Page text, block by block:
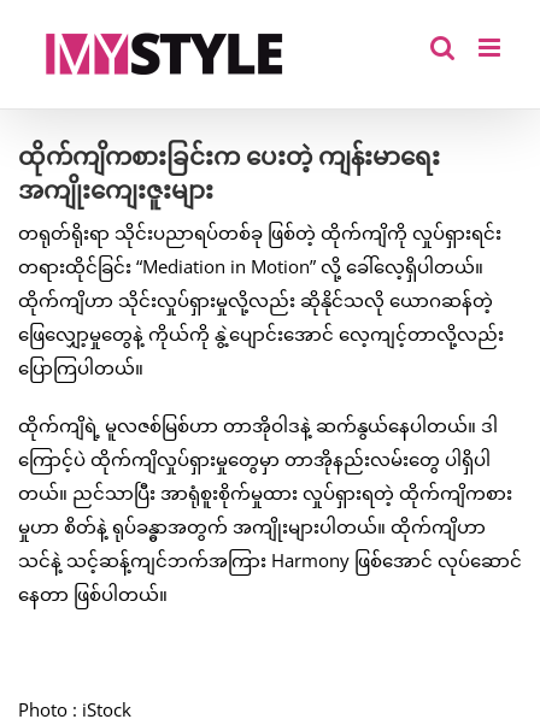
ထိုက်ကျိကစားခြင်းက ပေးတဲ့ ကျန်းမာရေး
အကျိုးကျေးဇူးများ
တရုတ်ရိုးရာ သိုင်းပညာရပ်တစ်ခု ဖြစ်တဲ့ ထိုက်ကျိကို လှုပ်ရှားရင်း
တရားထိုင်ခြင်း “Mediation in Motion” လို့ ခေါ်လေ့ရှိပါတယ်။
ထိုက်ကျိဟာ သိုင်းလှုပ်ရှားမှုလို့လည်း ဆိုနိုင်သလို ယောဂဆန်တဲ့
ဖြေလျှော့မှုတွေနဲ့ ကိုယ်ကို နွဲ့ပျောင်းအောင် လေ့ကျင့်တာလို့လည်း
ပြောကြပါတယ်။
ထိုက်ကျိရဲ့ မူလဇစ်မြစ်ဟာ တာအိုဝါဒနဲ့ ဆက်နွယ်နေပါတယ်။ ဒါ
ကြောင့်ပဲ ထိုက်ကျိလှုပ်ရှားမှုတွေမှာ တာအိုနည်းလမ်းတွေ ပါရှိပါ
တယ်။ ညင်သာပြီး အာရုံစူးစိုက်မှုထား လှုပ်ရှားရတဲ့ ထိုက်ကျိကစား
မှုဟာ စိတ်နဲ့ ရုပ်ခန္ဓာအတွက် အကျိုးများပါတယ်။ ထိုက်ကျိဟာ
သင်နဲ့ သင့်ဆန့်ကျင်ဘက်အကြား Harmony ဖြစ်အောင် လုပ်ဆောင်
နေတာ ဖြစ်ပါတယ်။
Photo : iStock